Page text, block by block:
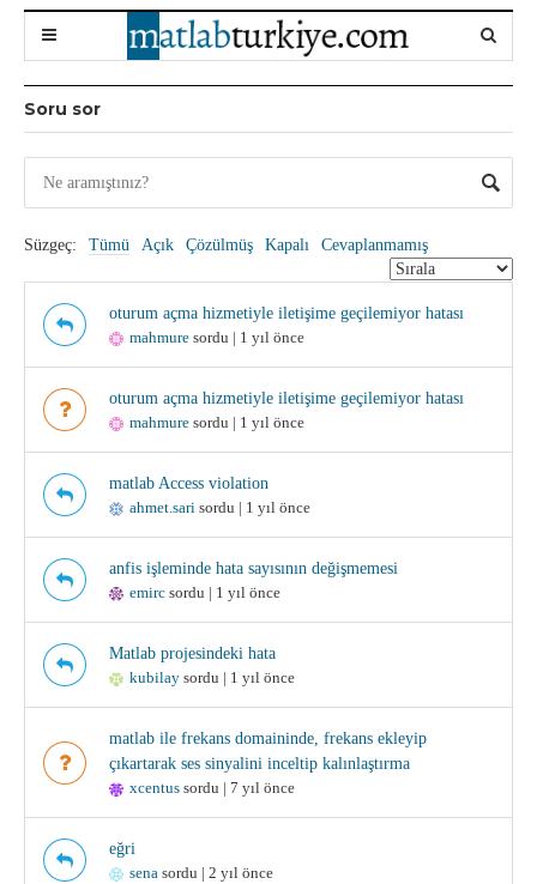
Soru sor
Süzgeç: Tümü Açık Çözülmüş Kapalı Cevaplanmamış
oturum açma hizmetiyle iletişime geçilemiyor hatası
mahmure sordu | 1 yıl önce
oturum açma hizmetiyle iletişime geçilemiyor hatası
mahmure sordu | 1 yıl önce
matlab Access violation
ahmet.sari sordu | 1 yıl önce
anfis işleminde hata sayısının değişmemesi
emirc sordu | 1 yıl önce
Matlab projesindeki hata
kubilay sordu | 1 yıl önce
matlab ile frekans domaininde, frekans ekleyip
çıkartarak ses sinyalini inceltip kalınlaştırma
xcentus sordu | 7 yıl önce
eğri
sena sordu | 2 yıl önce